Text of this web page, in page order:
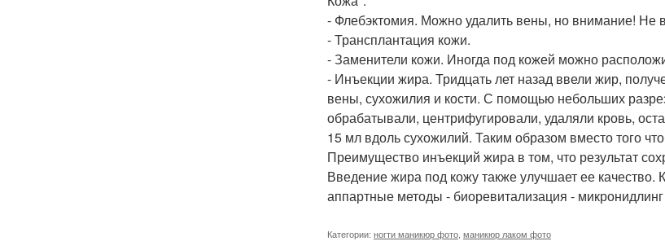
- Флебэктомия. Можно удалить вены, но внимание! Не
- Трансплантация кожи.
- Заменители кожи. Иногда под кожей можно
- Инъекции жира. Тридцать лет назад ввели жир,
вены, сухожилия и кости. С помощью небольших
обрабатывали, центрифугировали, удаляли кровь,
15 мл вдоль сухожилий. Таким образом вместо того
Преимущество инъекций жира в том, что результат
Введение жира под кожу также улучшает ее качество.
аппартные методы - биоревитализация - микронидлинг
Категории: ногти маникюр фото маникюр лаком фото